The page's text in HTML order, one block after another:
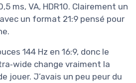
ms, VA, HDR10. Clairement un
un format 21:9 pensé pour
144 Hz en 16:9, donc le
change vraiment la
jouer. J’avais un peu peur du